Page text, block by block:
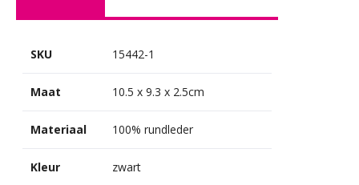
SKU 15442-1
Maat 10.5 x 9.3 x 2.5cm
Materiaal 100% rundleder
Kleur zwart